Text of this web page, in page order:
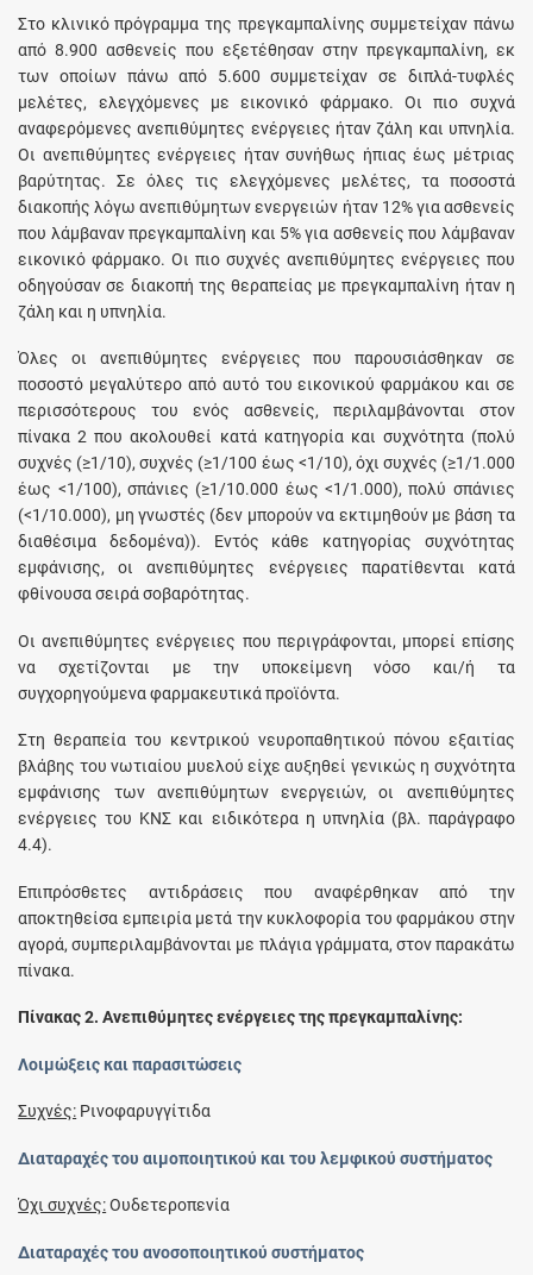
Στο κλινικό πρόγραμμα της πρεγκαμπαλίνης συμμετείχαν πάνω
από 8.900 ασθενείς που εξετέθησαν στην πρεγκαμπαλίνη, εκ
των οποίων πάνω από 5.600 συμμετείχαν σε διπλά-τυφλές
μελέτες, ελεγχόμενες με εικονικό φάρμακο. Οι πιο συχνά
αναφερόμενες ανεπιθύμητες ενέργειες ήταν ζάλη και υπνηλία.
Οι ανεπιθύμητες ενέργειες ήταν συνήθως ήπιας έως μέτριας
βαρύτητας. Σε όλες τις ελεγχόμενες μελέτες, τα ποσοστά
διακοπής λόγω ανεπιθύμητων ενεργειών ήταν 12% για ασθενείς
που λάμβαναν πρεγκαμπαλίνη και 5% για ασθενείς που λάμβαναν
εικονικό φάρμακο. Οι πιο συχνές ανεπιθύμητες ενέργειες που
οδηγούσαν σε διακοπή της θεραπείας με πρεγκαμπαλίνη ήταν η
ζάλη και η υπνηλία.
Όλες οι ανεπιθύμητες ενέργειες που παρουσιάσθηκαν σε
ποσοστό μεγαλύτερο από αυτό του εικονικού φαρμάκου και σε
περισσότερους του ενός ασθενείς, περιλαμβάνονται στον
πίνακα 2 που ακολουθεί κατά κατηγορία και συχνότητα (πολύ
συχνές (≥1/10), συχνές (≥1/100 έως <1/10), όχι συχνές (≥1/1.000
έως <1/100), σπάνιες (≥1/10.000 έως <1/1.000), πολύ σπάνιες
(<1/10.000), μη γνωστές (δεν μπορούν να εκτιμηθούν με βάση τα
διαθέσιμα δεδομένα)). Εντός κάθε κατηγορίας συχνότητας
εμφάνισης, οι ανεπιθύμητες ενέργειες παρατίθενται κατά
φθίνουσα σειρά σοβαρότητας.
Οι ανεπιθύμητες ενέργειες που περιγράφονται, μπορεί επίσης
να σχετίζονται με την υποκείμενη νόσο και/ή τα
συγχορηγούμενα φαρμακευτικά προϊόντα.
Στη θεραπεία του κεντρικού νευροπαθητικού πόνου εξαιτίας
βλάβης του νωτιαίου μυελού είχε αυξηθεί γενικώς η συχνότητα
εμφάνισης των ανεπιθύμητων ενεργειών, οι ανεπιθύμητες
ενέργειες του ΚΝΣ και ειδικότερα η υπνηλία (βλ. παράγραφο
4.4).
Επιπρόσθετες αντιδράσεις που αναφέρθηκαν από την
αποκτηθείσα εμπειρία μετά την κυκλοφορία του φαρμάκου στην
αγορά, συμπεριλαμβάνονται με πλάγια γράμματα, στον παρακάτω
πίνακα.
Πίνακας 2. Ανεπιθύμητες ενέργειες της πρεγκαμπαλίνης:
Λοιμώξεις και παρασιτώσεις
Συχνές: Ρινοφαρυγγίτιδα
Διαταραχές του αιμοποιητικού και του λεμφικού συστήματος
Όχι συχνές:Ουδετεροπενία
Διαταραχές του ανοσοποιητικού συστήματος